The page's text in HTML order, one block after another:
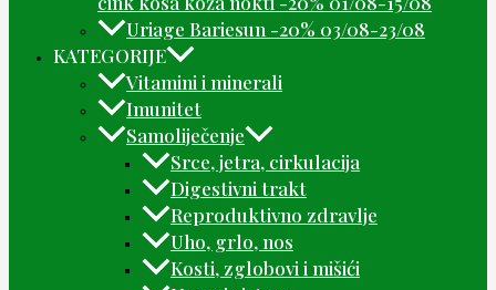
Uriage Bariesun -20% 03/08-23/08
KATEGORIJE
Vitamini i minerali
Imunitet
Samoliječenje
Srce, jetra, cirkulacija
Digestivni trakt
Reproduktivno zdravlje
Uho, grlo, nos
Kosti, zglobovi i mišići